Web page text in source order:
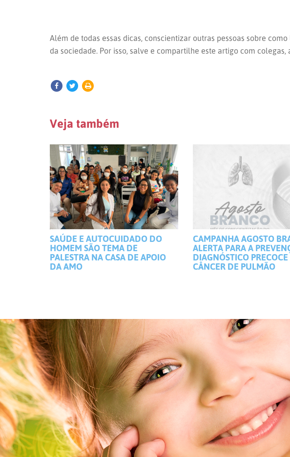
Além de todas essas dicas, conscientizar outras pessoas sobre
da sociedade. Por isso, salve e compartilhe este artigo com
Veja também
SAÚDE E AUTOCUIDADO DO
HOMEM SÃO TEMA DE
PALESTRA NA CASA DE APOIO
DA AMO
CAMPANHA AGOSTO
ALERTA PARA A
DIAGNÓSTICO
CÂNCER DE PULMÃO